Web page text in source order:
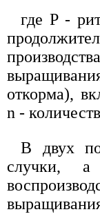
где P -
откорма),
n -
В двух
случки,